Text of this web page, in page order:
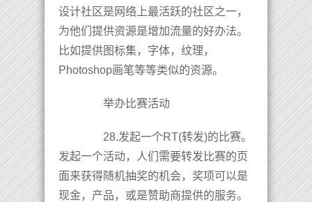
设计社区是网络上最活跃的社区之一，
为他们提供资源是增加流量的好办法。
比如提供图标集，字体，纹理，
Photoshop画笔等等类似的资源。
举办比赛活动
28.发起一个RT(转发)的比赛。
发起一个活动，人们需要转发比赛的页
面来获得随机抽奖的机会，奖项可以是
现金，产品，或是赞助商提供的服务。